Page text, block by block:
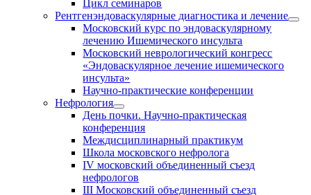
Цикл семинаров
Рентгенэндоваскулярные диагностика и лечение
Московский курс по эндоваскулярному
лечению Ишемического инсульта
Московский неврологический конгресс
«Эндоваскулярное лечение ишемического
инсульта»
Научно-практические конференции
Нефрология
День почки. Научно-практическая
конференция
Междисциплинарный практикум
Школа московского нефролога
IV московский объединенный съезд
нефрологов
III Московский объединенный съезд